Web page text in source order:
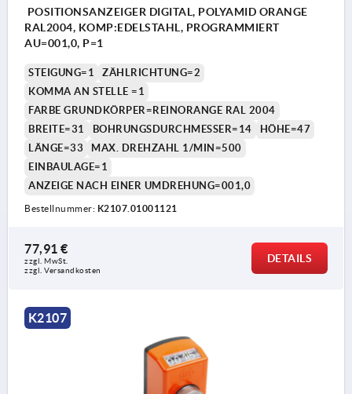
POSITIONSANZEIGER DIGITAL, POLYAMID ORANGE
RAL2004, KOMP:EDELSTAHL, PROGRAMMIERT
AU=001,0, P=1
STEIGUNG=1
ZÄHLRICHTUNG=2
KOMMA AN STELLE =1
FARBE GRUNDKÖRPER=REINORANGE RAL 2004
BREITE=31
BOHRUNGSDURCHMESSER=14
HÖHE=47
LÄNGE=33
MAX. DREHZAHL 1/MIN=500
EINBAULAGE=1
ANZEIGE NACH EINER UMDREHUNG=001,0
Bestellnummer: K2107.01001121
77,91 €
zzgl. MwSt.
zzgl. Versandkosten
DETAILS
K2107